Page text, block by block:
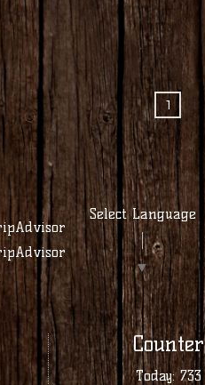
1
Select Language
▼
Counter
Today:733